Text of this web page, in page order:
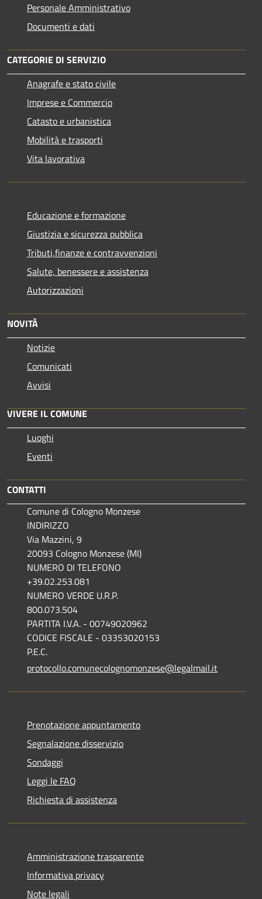
Personale Amministrativo
Documenti e dati
CATEGORIE DI SERVIZIO
Anagrafe e stato civile
Imprese e Commercio
Catasto e urbanistica
Mobilità e trasporti
Vita lavorativa
Educazione e formazione
Giustizia e sicurezza pubblica
Tributi,finanze e contravvenzioni
Salute, benessere e assistenza
Autorizzazioni
NOVITÀ
Notizie
Comunicati
Avvisi
VIVERE IL COMUNE
Luoghi
Eventi
CONTATTI
Comune di Cologno Monzese
INDIRIZZO
Via Mazzini, 9
20093 Cologno Monzese (MI)
NUMERO DI TELEFONO
+39.02.253.081
NUMERO VERDE U.R.P.
800.073.504
PARTITA I.V.A. - 00749020962
CODICE FISCALE - 03353020153
P.E.C.
protocollo.comunecolognomonzese@legalmail.it
Prenotazione appuntamento
Segnalazione disservizio
Sondaggi
Leggi le FAQ
Richiesta di assistenza
Amministrazione trasparente
Informativa privacy
Note legali